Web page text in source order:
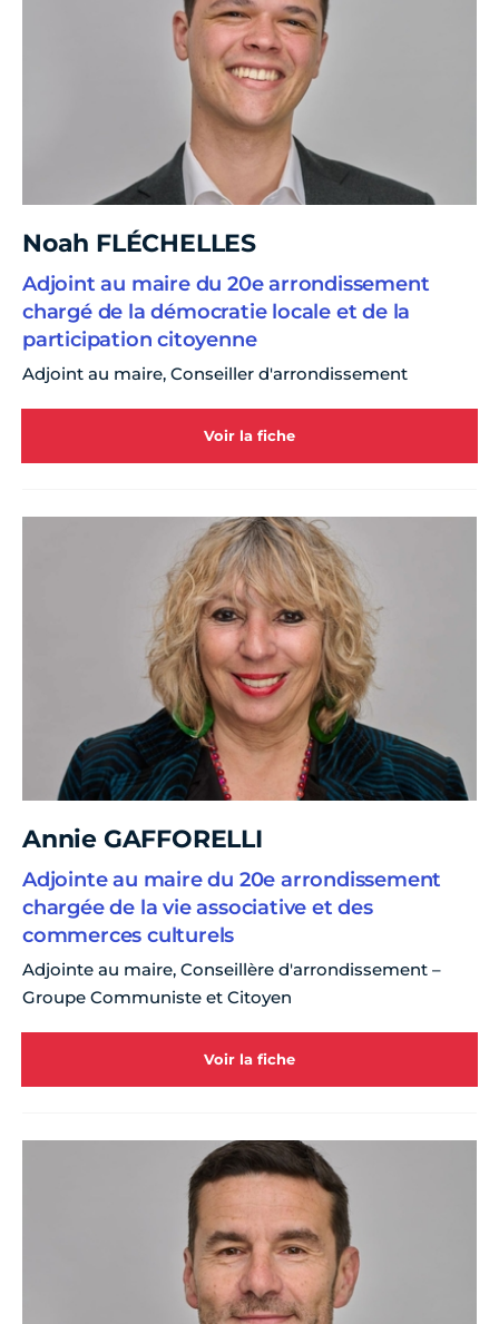
Noah FLÉCHELLES
Adjoint au maire du 20e arrondissement
chargé de la démocratie locale et de la
participation citoyenne
Adjoint au maire, Conseiller d'arrondissement
Voir la fiche
Annie GAFFORELLI
Adjointe au maire du 20e arrondissement
chargée de la vie associative et des
commerces culturels
Adjointe au maire, Conseillère d'arrondissement –
Groupe Communiste et Citoyen
Voir la fiche